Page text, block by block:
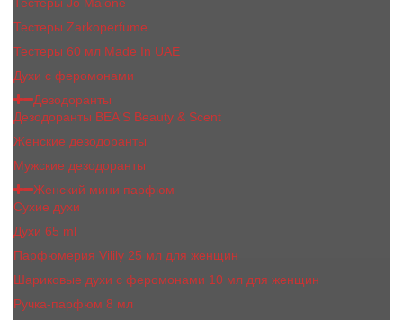
Тестеры Zarkoperfume
Тестеры 60 мл Made In UAE
Духи с феромонами
Дезодоранты
Дезодоранты BEA'S Beauty & Scent
Женские дезодоранты
Мужские дезодоранты
Женский мини парфюм
Сухие духи
Духи 65 ml
Парфюмерия Vilily 25 мл для женщин
Шариковые духи с феромонами 10 мл для женщин
Ручка-парфюм 8 мл